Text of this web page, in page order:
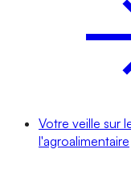
Votre veille sur
l'agroalimentaire